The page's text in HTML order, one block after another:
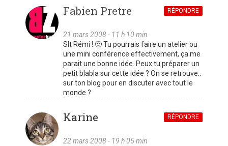
Fabien Pretre
21 mars 2008 - 11 h 10 min
RÉPONDRE
Slt Rémi ! 🙂 Tu pourrais faire un atelier ou
une mini conférence effectivement, ça me
parait une bonne idée. Peux tu préparer un
petit blabla sur cette idée ? On se retrouve..
sur ton blog pour en discuter avec tout le
monde ?
Karine
22 mars 2008 - 19 h 05 min
RÉPONDRE